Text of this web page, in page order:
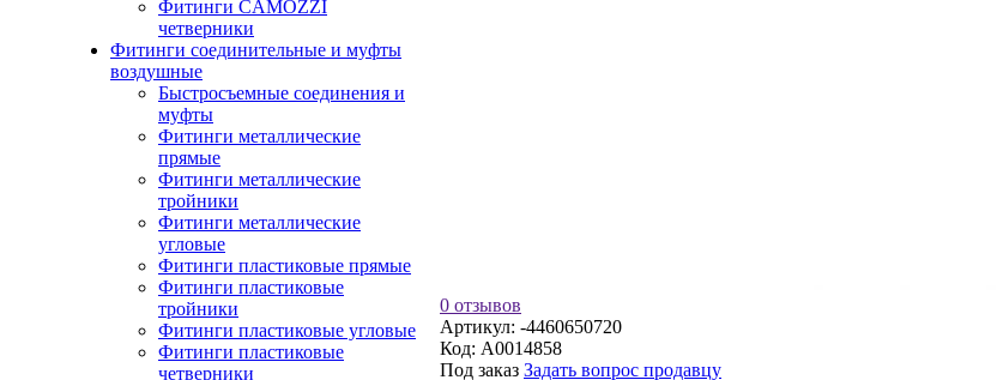
Фитинги CAMOZZI
четверники
Фитинги соединительные и муфты
воздушные
Быстросъемные соединения и
муфты
Фитинги металлические
прямые
Фитинги металлические
тройники
Фитинги металлические
угловые
Фитинги пластиковые прямые
Фитинги пластиковые
тройники
Фитинги пластиковые угловые
Фитинги пластиковые
четверники
0 отзывов
Артикул: -4460650720
Код: A0014858
Под заказ Задать вопрос продавцу